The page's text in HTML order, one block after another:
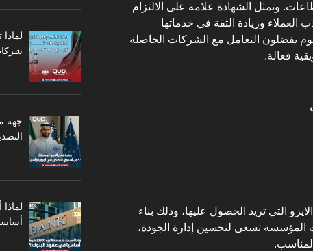
وتمثل الشهادة علامة على الالتزام
وزيادة الثقة في خدماتها
يفضلون التعامل مع الشركات الحاصلة
فعالة.
التي تريد الحصول عليها، وذلك بناء
المؤسسة تسعى لتحسين إدارة الجودة،
جهة